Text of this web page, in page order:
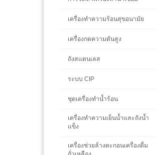
เครื่องทำความร้อนสุขอนามัย
เครื่องกดความดันสูง
ถังสแตนเลส
ระบบ CIP
ชุดเครื่องทำน้ำร้อน
เครื่องทำความเย็นน้ำและถังน้ำ
แข็ง
เครื่องช่วยล้างตะกอนเครื่องดื่ม